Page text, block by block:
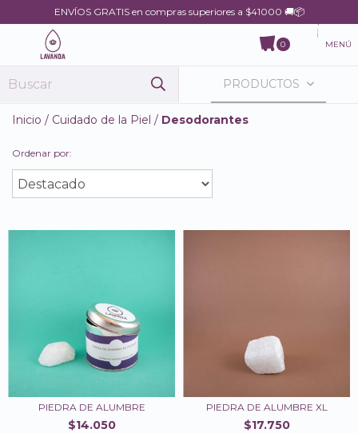
ENVÍOS GRATIS en compras superiores a $41000 🚚📦
0 MENÚ
PRODUCTOS
Inicio / Cuidado de la Piel / Desodorantes
Ordenar por:
PIEDRA DE ALUMBRE
$14.050
PIEDRA DE ALUMBRE XL
$17.750